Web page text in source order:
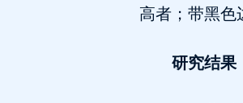
高者；带黑色
研究结果